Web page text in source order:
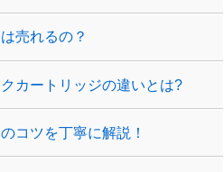
売れるの？
カートリッジの違いとは?
コツを丁寧に解説！